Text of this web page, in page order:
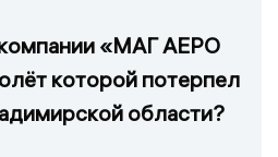
«МАГ АЕРО
которой потерпел
области?